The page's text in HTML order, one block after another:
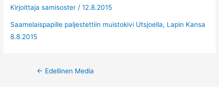
Kirjoittajasamisoster /12.8.2015
Saamelaispapille paljestettiin muistokivi Utsjoella, Lapin Kansa
8.8.2015
Post← Edellinen Media